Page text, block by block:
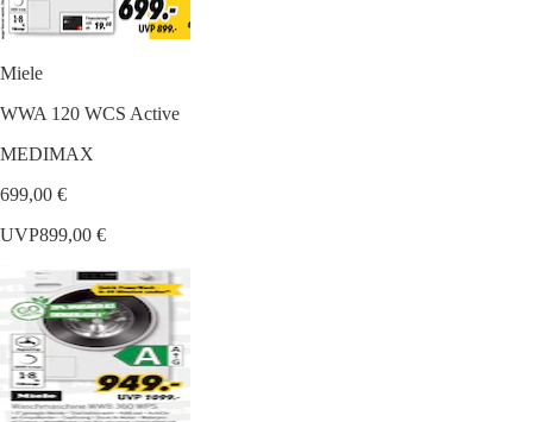
Miele
WWA 120 WCS Active
MEDIMAX
699,00 €
UVP899,00 €